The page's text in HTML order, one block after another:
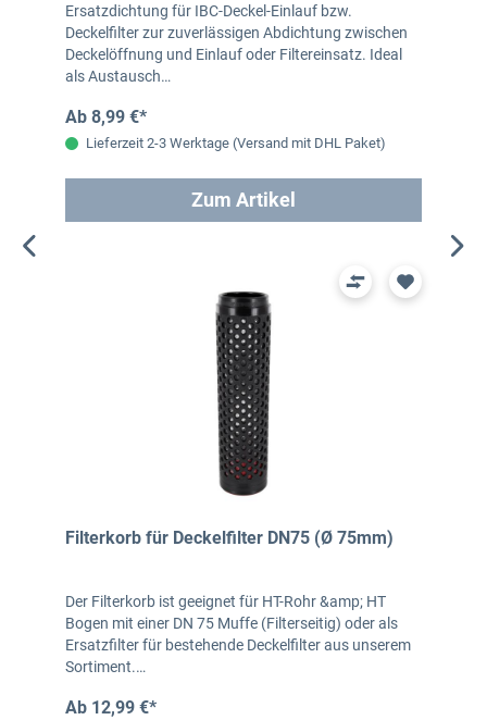
Ersatzdichtung für IBC-Deckel-Einlauf bzw.
Deckelfilter zur zuverlässigen Abdichtung zwischen
Deckelöffnung und Einlauf oder Filtereinsatz. Ideal
als Austausch…
Ab 8,99 €*
Lieferzeit 2-3 Werktage (Versand mit DHL Paket)
Zum Artikel
Filterkorb für Deckelfilter DN75 (Ø 75mm)
Der Filterkorb ist geeignet für HT-Rohr &amp; HT
Bogen mit einer DN 75 Muffe (Filterseitig) oder als
Ersatzfilter für bestehende Deckelfilter aus unserem
Sortiment.…
Ab 12,99 €*